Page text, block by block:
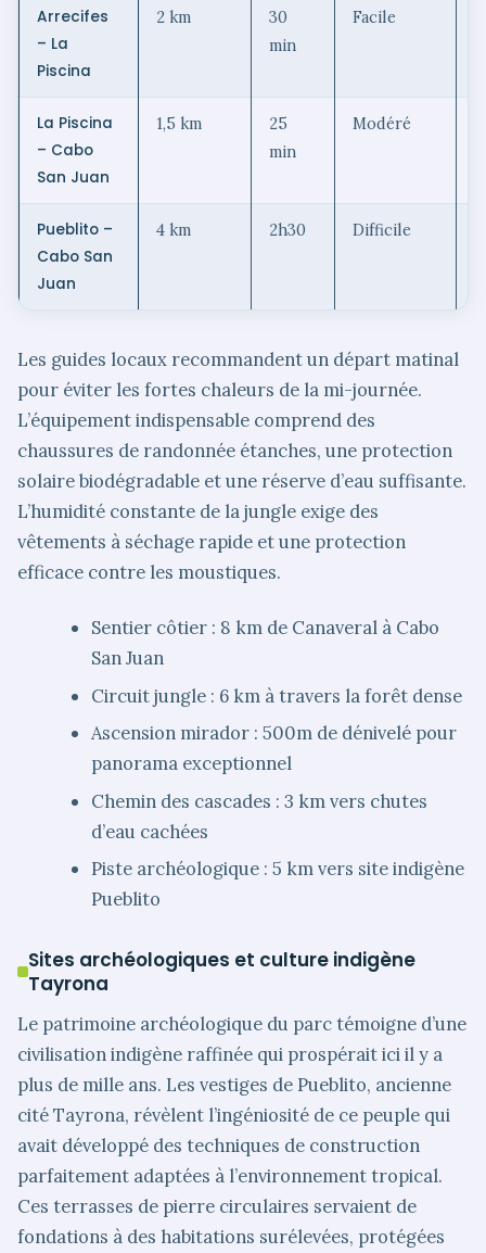
Arrecifes
– La
Piscina
2 km
30
min
Facile
La Piscina
– Cabo
San Juan
1,5 km
25
min
Modéré
Pueblito –
Cabo San
Juan
4 km 2h30 Difficile
Les guides locaux recommandent un départ matinal
pour éviter les fortes chaleurs de la mi-journée.
L’équipement indispensable comprend des
chaussures de randonnée étanches, une protection
solaire biodégradable et une réserve d’eau suffisante.
L’humidité constante de la jungle exige des
vêtements à séchage rapide et une protection
efficace contre les moustiques.
Sentier côtier : 8 km de Canaveral à Cabo
San Juan
Circuit jungle : 6 km à travers la forêt dense
Ascension mirador : 500m de dénivelé pour
panorama exceptionnel
Chemin des cascades : 3 km vers chutes
d’eau cachées
Piste archéologique : 5 km vers site indigène
Pueblito
Sites archéologiques et culture indigène
Tayrona
Le patrimoine archéologique du parc témoigne d’une
civilisation indigène raffinée qui prospérait ici il y a
plus de mille ans. Les vestiges de Pueblito, ancienne
cité Tayrona, révèlent l’ingéniosité de ce peuple qui
avait développé des techniques de construction
parfaitement adaptées à l’environnement tropical.
Ces terrasses de pierre circulaires servaient de
fondations à des habitations surélevées, protégées